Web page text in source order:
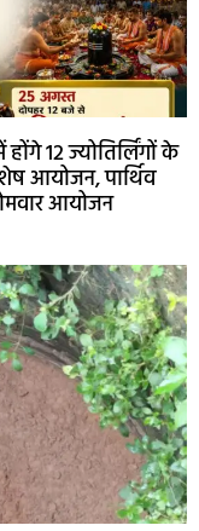
12 ज्योतिर्लिंगों के
आयोजन, पार्थिव
आयोजन